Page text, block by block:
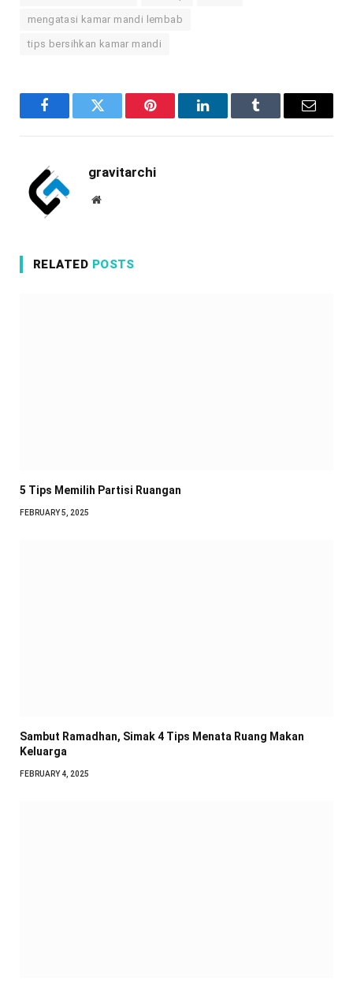
mengatasi kamar mandi lembab
tips bersihkan kamar mandi
FacebookTwitter Pinterest LinkedInTumblr Email
gravitarchi
Website
RELATED POSTS
5 Tips Memilih Partisi Ruangan
FEBRUARY 5, 2025
Sambut Ramadhan, Simak 4 Tips Menata Ruang Makan
Keluarga
FEBRUARY 4, 2025